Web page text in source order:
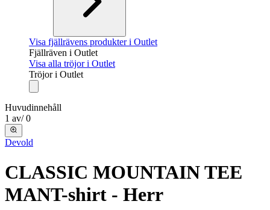
Visa fjällrävens produkter i Outlet
Fjällräven i Outlet
Visa alla tröjor i Outlet
Tröjor i Outlet
Huvudinnehåll
1 av/ 0
Devold
CLASSIC MOUNTAIN TEE
MANT-shirt - Herr